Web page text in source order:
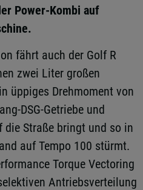
Power-Kombi auf
fährt auch der Golf R
zwei Liter großen
üppiges Drehmoment von
DSG-Getriebe und
Straße bringt und so in
auf Tempo 100 stürmt.
Torque Vectoring
Antriebsverteilung